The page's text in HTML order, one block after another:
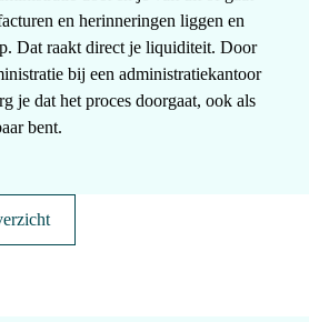
en herinneringen liggen en
Dat raakt direct je liquiditeit. Door
bij een administratiekantoor
je dat het proces doorgaat, ook als
bent.